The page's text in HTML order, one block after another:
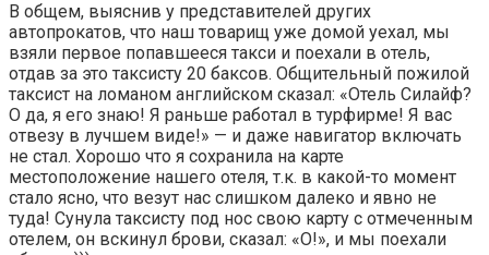
В общем, выяснив у представителей других
автопрокатов, что наш товарищ уже домой уехал, мы
взяли первое попавшееся такси и поехали в отель,
отдав за это таксисту 20 баксов. Общительный пожилой
таксист на ломаном английском сказал: «Отель Силайф?
О да, я его знаю! Я раньше работал в турфирме! Я вас
отвезу в лучшем виде!» — и даже навигатор включать
не стал. Хорошо что я сохранила на карте
местоположение нашего отеля, т.к. в какой-то момент
стало ясно, что везут нас слишком далеко и явно не
туда! Сунула таксисту под нос свою карту с отмеченным
отелем, он вскинул брови, сказал: «О!», и мы поехали